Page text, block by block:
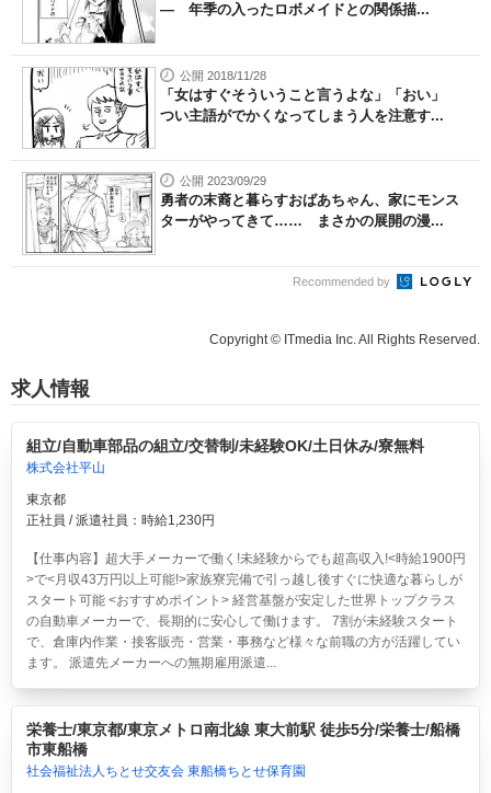
― 年季の入ったロボメイドとの関係描...
公開 2018/11/28
「女はすぐそういうこと言うよな」「おい」
つい主語がでかくなってしまう人を注意す...
公開 2023/09/29
勇者の末裔と暮らすおばあちゃん、家にモンス
ターがやってきて…… まさかの展開の漫...
Recommended by
Copyright © ITmedia Inc. All Rights Reserved.
求人情報
組立/自動車部品の組立/交替制/未経験OK/土日休み/寮無料
株式会社平山
東京都
正社員 / 派遣社員：時給1,230円
【仕事内容】超大手メーカーで働く!未経験からでも超高収入!<時給1900円
>で<月収43万円以上可能!>家族寮完備で引っ越し後すぐに快適な暮らしが
スタート可能 <おすすめポイント> 経営基盤が安定した世界トップクラス
の自動車メーカーで、長期的に安心して働けます。 7割が未経験スタート
で、倉庫内作業・接客販売・営業・事務など様々な前職の方が活躍してい
ます。 派遣先メーカーへの無期雇用派遣...
栄養士/東京都/東京メトロ南北線 東大前駅 徒歩5分/栄養士/船橋
市東船橋
社会福祉法人ちとせ交友会 東船橋ちとせ保育園